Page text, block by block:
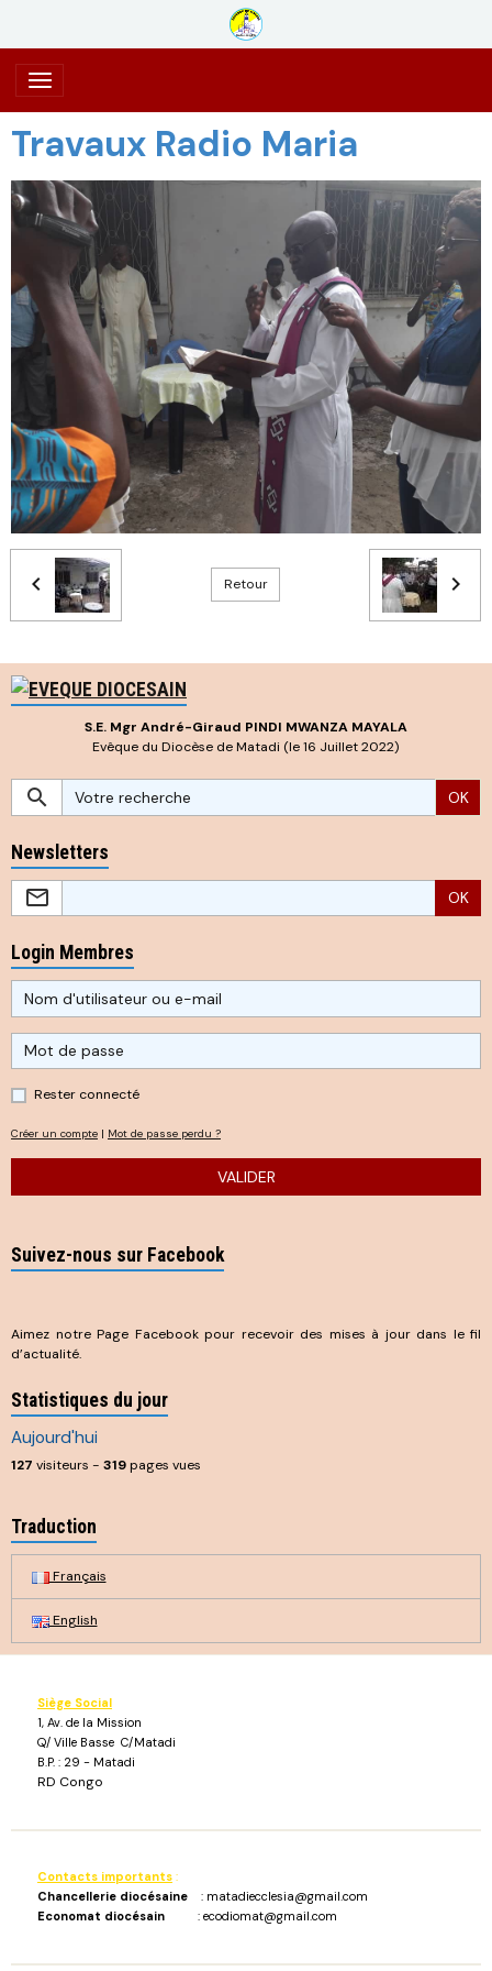
Travaux Radio Maria
Retour
S.E. Mgr André-Giraud PINDI MWANZA MAYALA
Evêque du Diocèse de Matadi (le 16 Juillet 2022)
OK
Newsletters
OK
Login Membres
Rester connecté
Créer un compte | Mot de passe perdu ?
VALIDER
Suivez-nous sur Facebook
Aimez notre Page Facebook pour recevoir des mises à jour dans le fil
d’actualité.
Statistiques du jour
Aujourd'hui
127 visiteurs - 319pages vues
Traduction
Français
English
Siège Social
1, Av. de la Mission
Q/ Ville Basse C/Matadi
B.P. : 29 - Matadi
RD Congo
Contacts importants :
Chancellerie diocésaine : matadiecclesia@gmail.com
Economat diocésain : ecodiomat@gmail.com